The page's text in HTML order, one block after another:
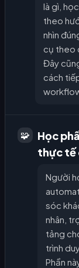
là gì,
theo
nhìn
cụ theo
Đây
cách
🧩
Học
thực tế
Người
sóc
nhân,
tảng
trình
Phần